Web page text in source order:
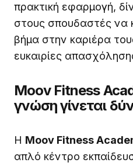
πρακτική εφαρμογή,
στους σπουδαστές να
βήμα στην καριέρα
ευκαιρίες
Moov Fitness
γνώση γίνεται
Η Moov Fitness
απλό κέντρο